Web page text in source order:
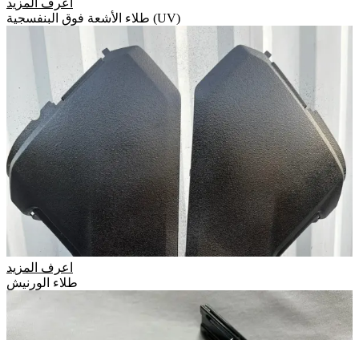
اعرف المزيد
طلاء الأشعة فوق البنفسجية (UV)
اعرف المزيد
طلاء الورنيش